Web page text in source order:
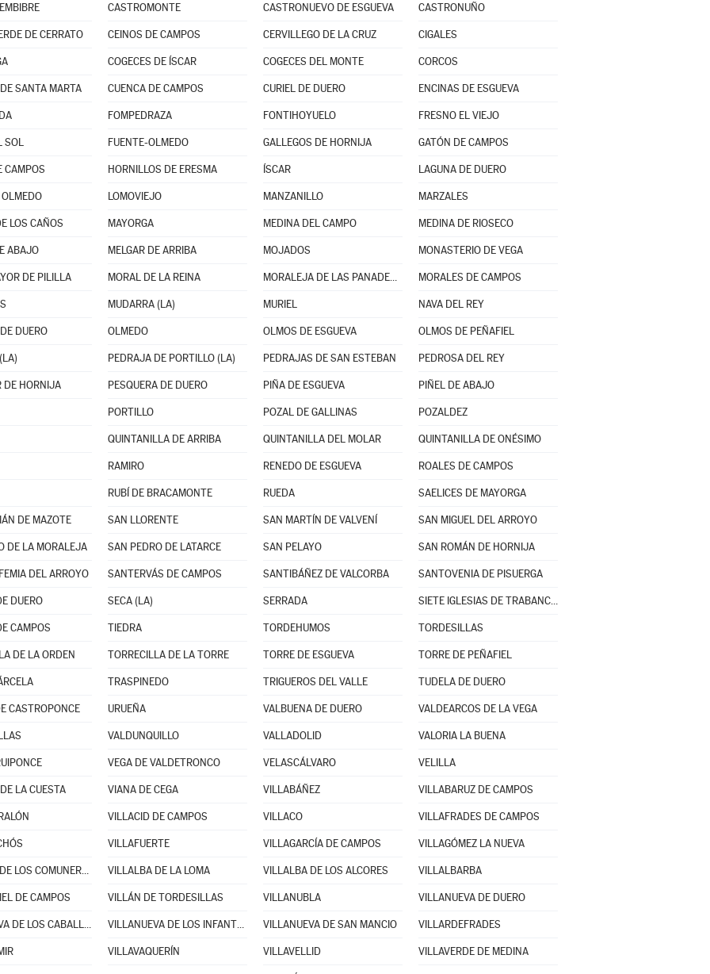
CASTROMONTE CASTRONUEVO DE ESGUEVA CASTRONUÑO
DE CERRATO CEINOS DE CAMPOS CERVILLEGO DE LA CRUZ CIGALES
COGECES DE ÍSCAR COGECES DEL MONTE CORCOS
SANTA MARTA CUENCA DE CAMPOS CURIEL DE DUERO ENCINAS DE ESGUEVA
FOMPEDRAZA FONTIHOYUELO FRESNO EL VIEJO
SOL FUENTE-OLMEDO GALLEGOS DE HORNIJA GATÓN DE CAMPOS
CAMPOS HORNILLOS DE ERESMA ÍSCAR LAGUNA DE DUERO
LOMOVIEJO MANZANILLO MARZALES
LOS CAÑOS MAYORGA MEDINA DEL CAMPO MEDINA DE RIOSECO
ABAJO MELGAR DE ARRIBA MOJADOS MONASTERIO DE VEGA
DE PILILLA MORAL DE LA REINA MORALEJA DE LAS PANADERAS MORALES DE CAMPOS
MUDARRA (LA) MURIEL NAVA DEL REY
DUERO OLMEDO OLMOS DE ESGUEVA OLMOS DE PEÑAFIEL
PEDRAJA DE PORTILLO (LA) PEDRAJAS DE SAN ESTEBAN PEDROSA DEL REY
DE HORNIJA PESQUERA DE DUERO PIÑA DE ESGUEVA PIÑEL DE ABAJO
PORTILLO POZAL DE GALLINAS POZALDEZ
QUINTANILLA DE ARRIBA QUINTANILLA DEL MOLAR QUINTANILLA DE ONÉSIMO
RAMIRO RENEDO DE ESGUEVA ROALES DE CAMPOS
RUBÍ DE BRACAMONTE RUEDA SAELICES DE MAYORGA
DE MAZOTE SAN LLORENTE SAN MARTÍN DE VALVENÍ SAN MIGUEL DEL ARROYO
DE LA MORALEJA SAN PEDRO DE LATARCE SAN PELAYO SAN ROMÁN DE HORNIJA
DEL ARROYO SANTERVÁS DE CAMPOS SANTIBÁÑEZ DE VALCORBA SANTOVENIA DE PISUERGA
DUERO SECA (LA) SERRADA SIETE IGLESIAS DE TRABANCOS
CAMPOS TIEDRA TORDEHUMOS TORDESILLAS
DE LA ORDEN TORRECILLA DE LA TORRE TORRE DE ESGUEVA TORRE DE PEÑAFIEL
TRASPINEDO TRIGUEROS DEL VALLE TUDELA DE DUERO
CASTROPONCE URUEÑA VALBUENA DE DUERO VALDEARCOS DE LA VEGA
VALDUNQUILLO VALLADOLID VALORIA LA BUENA
VEGA DE VALDETRONCO VELASCÁLVARO VELILLA
LA CUESTA VIANA DE CEGA VILLABÁÑEZ VILLABARUZ DE CAMPOS
VILLACID DE CAMPOS VILLACO VILLAFRADES DE CAMPOS
VILLAFUERTE VILLAGARCÍA DE CAMPOS VILLAGÓMEZ LA NUEVA
VILLALAR DE LOS COMUNEROS VILLALBA DE LA LOMA VILLALBA DE LOS ALCORES VILLALBARBA
DE CAMPOS VILLÁN DE TORDESILLAS VILLANUBLA VILLANUEVA DE DUERO
VILLANUEVA DE LOS CABALLEROS VILLANUEVA DE LOS INFANTES VILLANUEVA DE SAN MANCIO VILLARDEFRADES
VILLAVAQUERÍN VILLAVELLID VILLAVERDE DE MEDINA